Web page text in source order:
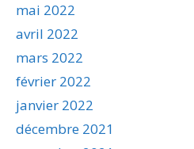
mai 2022
avril 2022
mars 2022
février 2022
janvier 2022
décembre 2021